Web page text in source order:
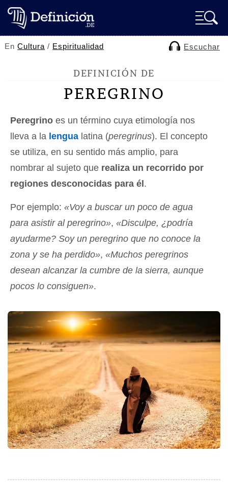
EnCultura / Espiritualidad Escuchar
DEFINICIÓN DE
PEREGRINO
Peregrino es un término cuya etimología nos
lleva a la lengua latina (peregrinus). El concepto
se utiliza, en su sentido más amplio, para
nombrar al sujeto que realiza un recorrido por
regiones desconocidas para él .
Por ejemplo: «Voy a buscar un poco de agua
para asistir al peregrino», «Disculpe, ¿podría
ayudarme? Soy un peregrino que no conoce la
zona y se ha perdido», «Muchos peregrinos
desean alcanzar la cumbre de la sierra, aunque
pocos lo consiguen».